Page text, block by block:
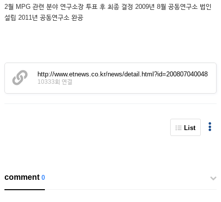
2월 MPG 관련 분야 연구소장 투표 후 최종 결정 2009년 8월 공동연구소 법인
설립 2011년 공동연구소 완공
http://www.etnews.co.kr/news/detail.html?id=200807040048
10333회 연결
List
comment0